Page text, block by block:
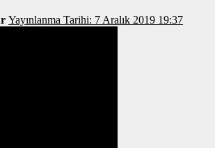
Yayınlanma Tarihi: 7 Aralık 2019 19:37